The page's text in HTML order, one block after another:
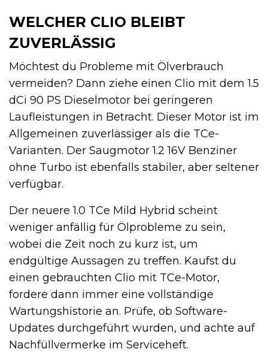
WELCHER CLIO BLEIBT
ZUVERLÄSSIG
Möchtest du Probleme mit Ölverbrauch
vermeiden? Dann ziehe einen Clio mit dem 1.5
dCi 90 PS Dieselmotor bei geringeren
Laufleistungen in Betracht. Dieser Motor ist im
Allgemeinen zuverlässiger als die TCe-
Varianten. Der Saugmotor 1.2 16V Benziner
ohne Turbo ist ebenfalls stabiler, aber seltener
verfügbar.
Der neuere 1.0 TCe Mild Hybrid scheint
weniger anfällig für Ölprobleme zu sein,
wobei die Zeit noch zu kurz ist, um
endgültige Aussagen zu treffen. Kaufst du
einen gebrauchten Clio mit TCe-Motor,
fordere dann immer eine vollständige
Wartungshistorie an. Prüfe, ob Software-
Updates durchgeführt wurden, und achte auf
Nachfüllvermerke im Serviceheft.